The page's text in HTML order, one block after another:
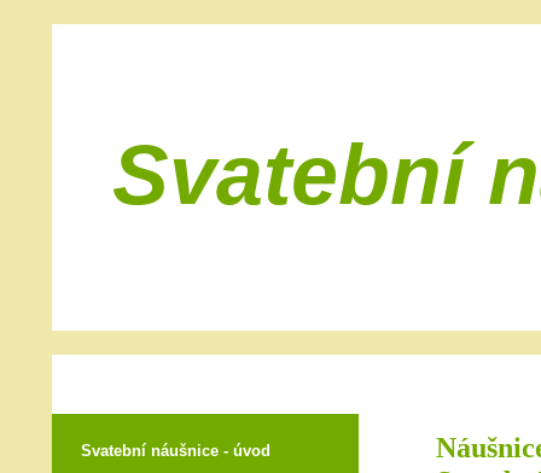
Svatební
Svatební náušnice - úvod